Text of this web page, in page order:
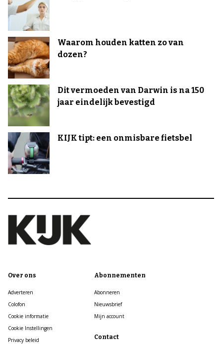
Waarom houden katten zo van
dozen?
Dit vermoeden van Darwin is na 150
jaar eindelijk bevestigd
KIJK tipt: een onmisbare fietsbel
Over ons
Adverteren
Colofon
Cookie informatie
Cookie Instellingen
Privacy beleid
Abonnementen
Abonneren
Nieuwsbrief
Mijn account
Contact